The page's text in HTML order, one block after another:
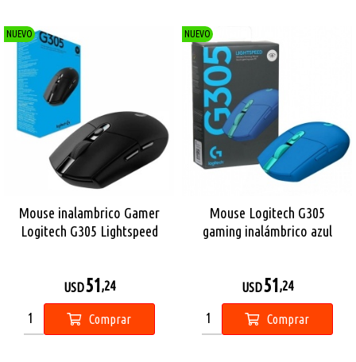
NUEVO
Mouse inalambrico Gamer
Logitech G305 Lightspeed
USD51 ,24
Comprar
NUEVO
Mouse Logitech G305
gaming inalámbrico azul
USD51 ,24
Comprar